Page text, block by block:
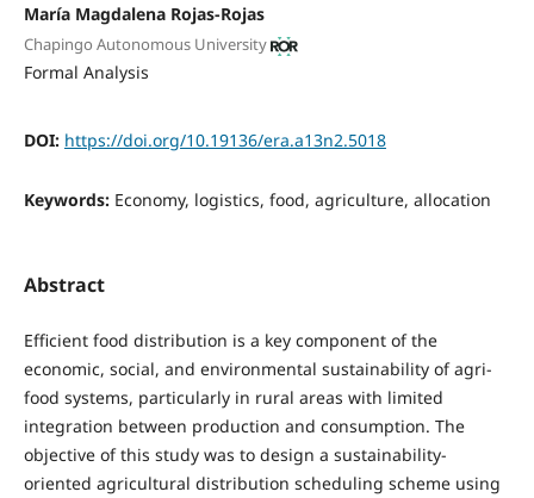
María Magdalena Rojas-Rojas
Chapingo Autonomous University
Formal Analysis
DOI: https://doi.org/10.19136/era.a13n2.5018
Keywords: Economy, logistics, food, agriculture, allocation
Abstract
Efficient food distribution is a key component of the
economic, social, and environmental sustainability of agri-
food systems, particularly in rural areas with limited
integration between production and consumption. The
objective of this study was to design a sustainability-
oriented agricultural distribution scheduling scheme using